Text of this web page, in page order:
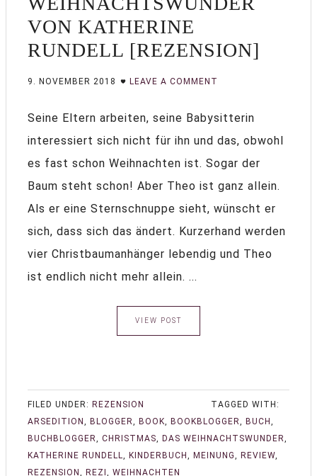
VON KATHERINE
RUNDELL [REZENSION]
9. NOVEMBER 2018 LEAVE A COMMENT
Seine Eltern arbeiten, seine Babysitterin
interessiert sich nicht für ihn und das, obwohl
es fast schon Weihnachten ist. Sogar der
Baum steht schon! Aber Theo ist ganz allein.
Als er eine Sternschnuppe sieht, wünscht er
sich, dass sich das ändert. Kurzerhand werden
vier Christbaumanhänger lebendig und Theo
ist endlich nicht mehr allein. ...
VIEW POST
FILED UNDER: REZENSION
TAGGED WITH:
ARSEDITION , BLOGGER, BOOK, BOOKBLOGGER, BUCH ,
BUCHBLOGGER, CHRISTMAS, DAS WEIHNACHTSWUNDER,
KATHERINE RUNDELL, KINDERBUCH , MEINUNG, REVIEW,
REZENSION , REZI , WEIHNACHTEN